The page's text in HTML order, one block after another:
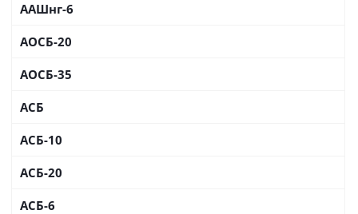
ААШнг-6
АОСБ-20
АОСБ-35
АСБ
АСБ-10
АСБ-20
АСБ-6